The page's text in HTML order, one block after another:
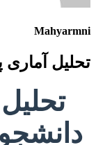
Mahyarmni
تحلیل آماری